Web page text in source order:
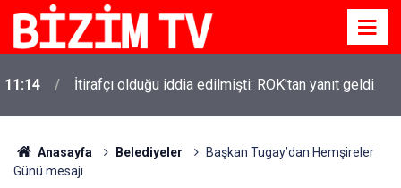
11:10 Yusuf Tekin açıkladı: YKS değişecek mi?
Anasayfa Belediyeler
Başkan Tugay’dan Hemşireler
Günü mesajı